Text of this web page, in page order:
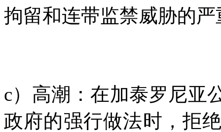
拘留和连带监禁威胁的
c）高潮：在加泰罗尼亚
政府的强行做法时，拒